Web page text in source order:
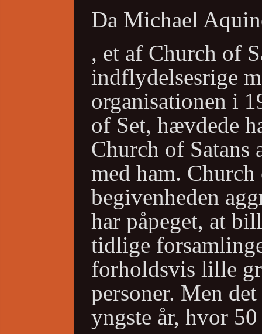
Da Michael
, et af Church of
indflydelsesrige
organisationen i
of Set, hævdede
Church of Satans
med ham.
begivenheden
har påpeget, at
tidlige
forholdsvis lille
personer. Men
yngste år, hvor